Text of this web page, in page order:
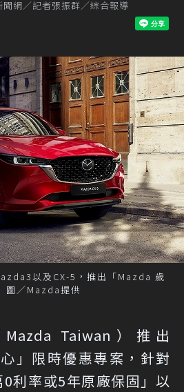
聞網／記者張振群／綜合報導
以及CX-5，推出「Mazda 歲
圖／Mazda提供
Taiwan）推出
」限時優惠專案，針對
0利率或5年原廠保固」以